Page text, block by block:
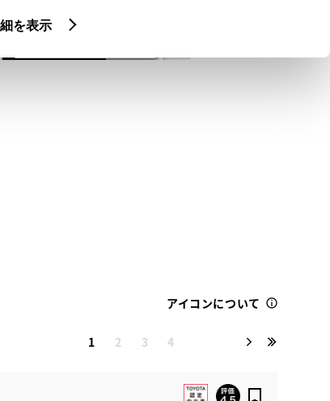
を表示
アイコンについて
1 2 3 4